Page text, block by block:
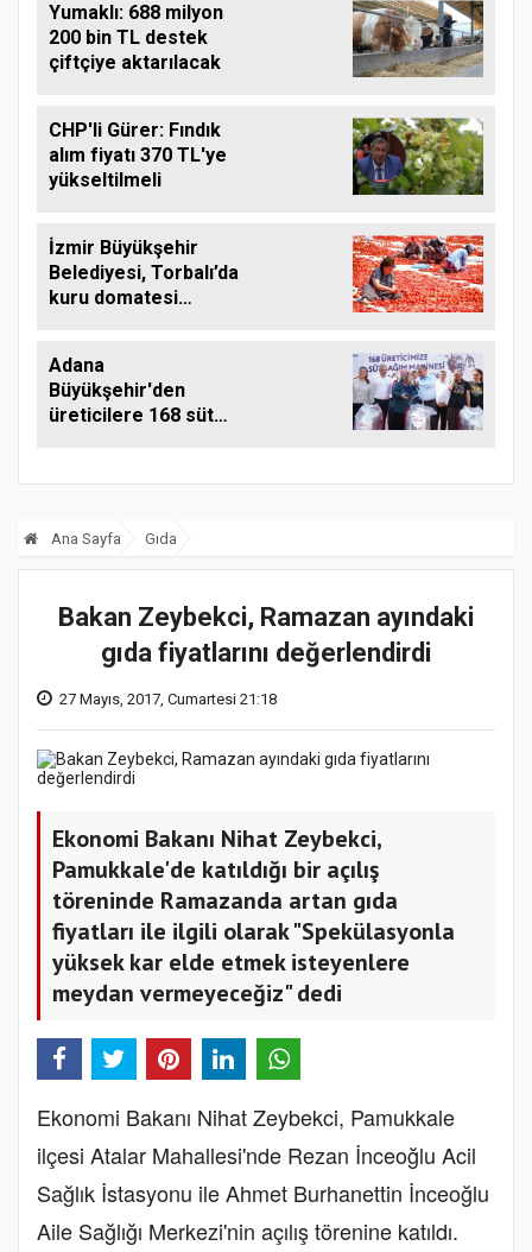
Yumaklı: 688 milyon
200 bin TL destek
çiftçiye aktarılacak
CHP'li Gürer: Fındık
alım fiyatı 370 TL'ye
yükseltilmeli
İzmir Büyükşehir
Belediyesi, Torbalı’da
kuru domatesi
Adana
Büyükşehir'den
üreticilere 168 süt
Ana Sayfa Gıda
Bakan Zeybekci, Ramazan ayındaki
gıda fiyatlarını değerlendirdi
27 Mayıs, 2017, Cumartesi 21:18
Ekonomi Bakanı Nihat Zeybekci,
Pamukkale'de katıldığı bir açılış
töreninde Ramazanda artan gıda
fiyatları ile ilgili olarak "Spekülasyonla
yüksek kar elde etmek isteyenlere
meydan vermeyeceğiz" dedi
Ekonomi Bakanı Nihat Zeybekci, Pamukkale
ilçesi Atalar Mahallesi'nde Rezan İnceoğlu Acil
Sağlık İstasyonu ile Ahmet Burhanettin İnceoğlu
Aile Sağlığı Merkezi'nin açılış törenine katıldı.